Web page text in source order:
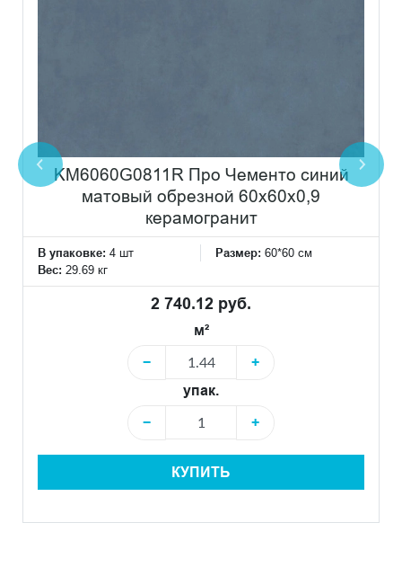
KM6060G0811R Про Чементо синий
матовый обрезной 60х60x0,9
керамогранит
В упаковке: 4 шт Размер: 60*60 см
Вес: 29.69 кг
2 740.12 руб.
м²
−
+
упак.
−
+
КУПИТЬ